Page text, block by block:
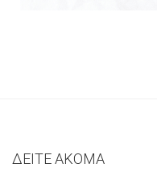
ΔΕΙΤΕ ΑΚΟΜΑ